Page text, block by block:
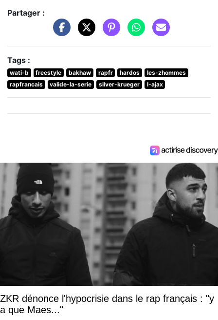
Partager :
Tags :
wati-b freestyle bakhaw rapfr hardos
les-zhommes
rapfrancais
valide-la-serie silver-krueger l-ajax
ZKR dénonce l'hypocrisie dans le rap français : "y
a que Maes..."